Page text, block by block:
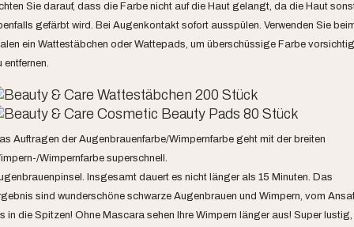
Sie darauf, dass die Farbe nicht auf die Haut gelangt, da die Haut
gefärbt wird. Bei Augenkontakt sofort ausspülen. Verwenden Sie
ein Wattestäbchen oder Wattepads, um überschüssige Farbe vorsichtig
entfernen.
Auftragen der Augenbrauenfarbe/Wimpernfarbe geht mit der breiten
Wimpernfarbe superschnell.
Insgesamt dauert es nicht länger als 15 Minuten. Das
sind wunderschöne schwarze Augenbrauen und Wimpern, vom
in die Spitzen! Ohne Mascara sehen Ihre Wimpern länger aus! Super lustig,